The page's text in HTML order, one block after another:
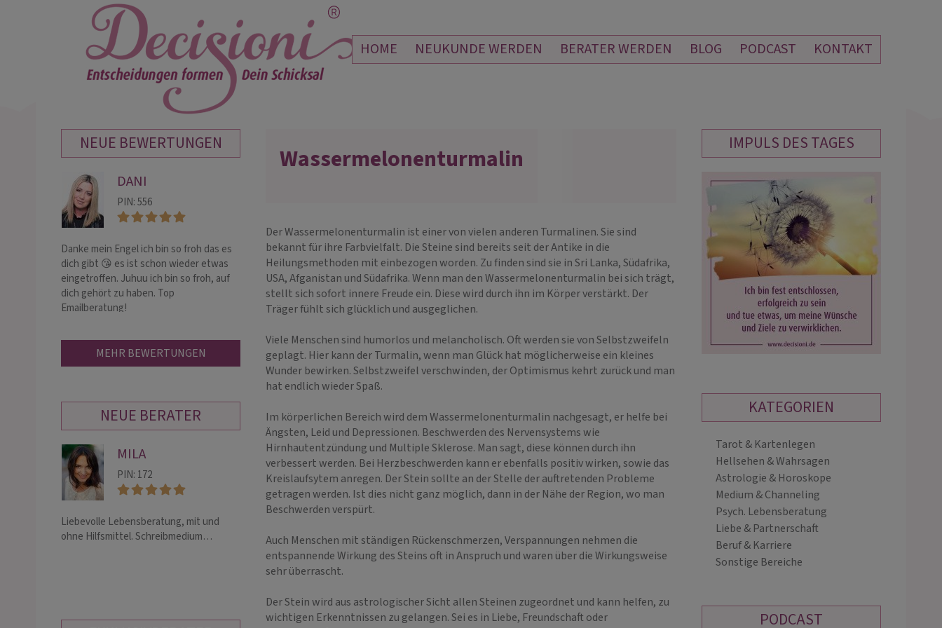
HOME NEUKUNDE WERDEN BERATER WERDEN BLOG PODCAST KONTAKT
NEUE BEWERTUNGEN
DANI
PIN: 556
Danke mein Engel ich bin so froh das es
dich gibt 😘 es ist schon wieder etwas
eingetroffen. Juhuu ich bin so froh, auf
dich gehört zu haben. Top
Emailberatung!
Du bist einfach unschlagbar und der
beste den ich kenne, denn alles, aber
wirklich alles trifft so ein wie du sagst. Du
bist fantastisch - ohne Worte, ich bin
sprachlos was du für…
Danke für unzählige Gespräche und die
ganzen Gratisminuten. Immer etwas
besonderes und sehr wertvoll für mich,
mich mit dir auszutauschen, egal zu
welchem Thema. Du bist der be…
Danke liebe Jeeny für das wundervolle
Gespräch. Du hast so Recht und siehst
alle Details.
Danke!!! Einmal mehr 5 leuchtende
Sterne!
MEHR BEWERTUNGEN
NEUE BERATER
MILA
PIN: 172
Liebevolle Lebensberatung, mit und
ohne Hilfsmittel. Schreibmedium…
CLAUDIA
PIN: 218
mediales und hellfühlendes Medium mit
Tiefgang. Durch meine Telepathie,
Hellfühligkeit und spirituellen Impulsen
SERAPHINE
PIN: 184
Kartenlegen auf hohem Niveau, sowie
ganzheitliche Lebensberatung und
Energiearbeit...
SUSANNE
SCHNEIDER
PIN: 222
Intuitives Kartenlegen mit eigenen
Kartendecks /Engel - Channeling/
Bewusstseinstraining nach Kurt
Tepperwein / Numerologische Beratung
Ich begleite dich einfühlsam durch
Prozesse. Gemeinsam verstehen und
lösen wir Bindungsmuster,
Nervensystemreaktionen und
Wassermelonenturmalin
Der Wassermelonenturmalin ist einer von vielen anderen Turmalinen. Sie sind
bekannt für ihre Farbvielfalt. Die Steine sind bereits seit der Antike in die
Heilungsmethoden mit einbezogen worden. Zu finden sind sie in Sri Lanka, Südafrika,
USA, Afganistan und Südafrika. Wenn man den Wassermelonenturmalin bei sich trägt,
stellt sich sofort innere Freude ein. Diese wird durch ihn im Körper verstärkt. Der
Träger fühlt sich glücklich und ausgeglichen.
Viele Menschen sind humorlos und melancholisch. Oft werden sie von Selbstzweifeln
geplagt. Hier kann der Turmalin, wenn man Glück hat möglicherweise ein kleines
Wunder bewirken. Selbstzweifel verschwinden, der Optimismus kehrt zurück und man
hat endlich wieder Spaß.
Im körperlichen Bereich wird dem Wassermelonenturmalin nachgesagt, er helfe bei
Ängsten, Leid und Depressionen. Beschwerden des Nervensystems wie
Hirnhautentzündung und Multiple Sklerose. Man sagt, diese können durch ihn
verbessert werden. Bei Herzbeschwerden kann er ebenfalls positiv wirken, sowie das
Kreislaufsytem anregen. Der Stein sollte an der Stelle der auftretenden Probleme
getragen werden. Ist dies nicht ganz möglich, dann in der Nähe der Region, wo man
Beschwerden verspürt.
Auch Menschen mit ständigen Rückenschmerzen, Verspannungen nehmen die
entspannende Wirkung des Steins oft in Anspruch und waren über die Wirkungsweise
sehr überrascht.
Der Stein wird aus astrologischer Sicht allen Steinen zugeordnet und kann helfen, zu
wichtigen Erkenntnissen zu gelangen. Sei es in Liebe, Freundschaft oder
IMPULS DES TAGES
KATEGORIEN
Tarot & Kartenlegen
Hellsehen & Wahrsagen
Astrologie & Horoskope
Medium & Channeling
Psych. Lebensberatung
Liebe & Partnerschaft
Beruf & Karriere
Sonstige Bereiche
PODCAST